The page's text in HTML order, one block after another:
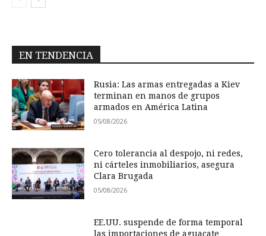
EN TENDENCIA
Rusia: Las armas entregadas a Kiev
terminan en manos de grupos
armados en América Latina
05/08/2026
Cero tolerancia al despojo, ni redes,
ni cárteles inmobiliarios, asegura
Clara Brugada
05/08/2026
EE.UU. suspende de forma temporal
las importaciones de aguacate